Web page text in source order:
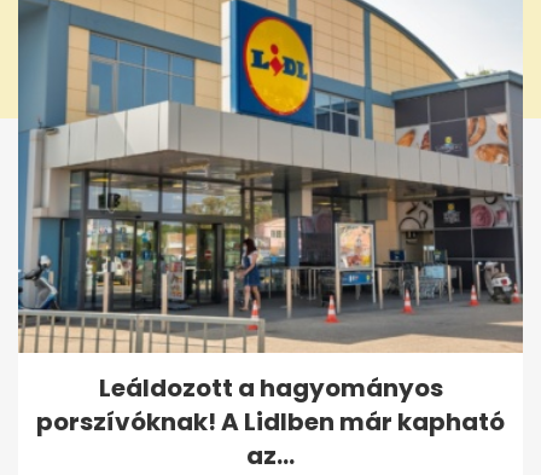
Leáldozott a hagyományos
porszívóknak! A Lidlben már kapható
az...